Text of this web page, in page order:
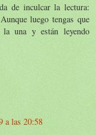
de inculcar la lectura:
luego tengas que
la una y están leyendo
a las 20:58